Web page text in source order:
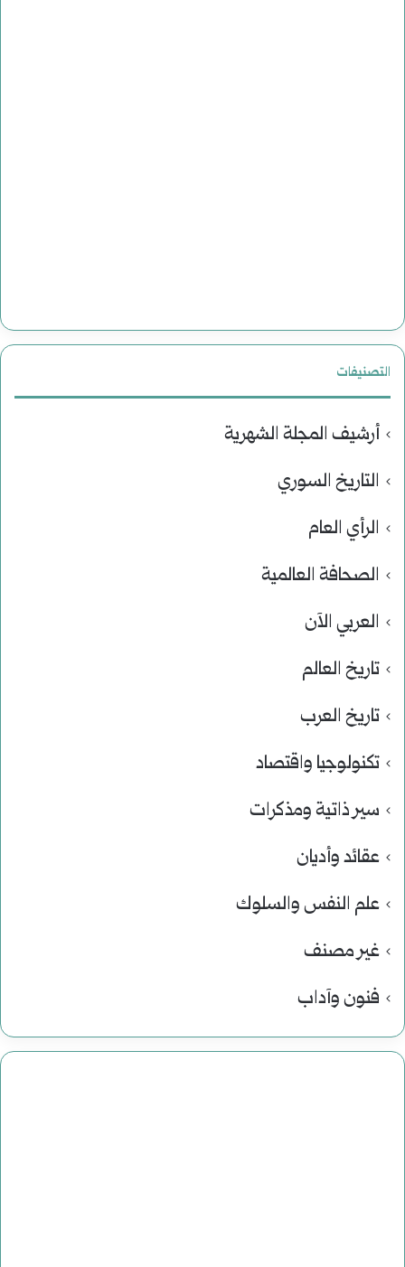
التصنيفات
أرشيف المجلة الشهرية
التاريخ السوري
الرأي العام
الصحافة العالمية
العربي الآن
تاريخ العالم
تاريخ العرب
تكنولوجيا واقتصاد
سير ذاتية ومذكرات
عقائد وأديان
علم النفس والسلوك
غير مصنف
فنون وآداب